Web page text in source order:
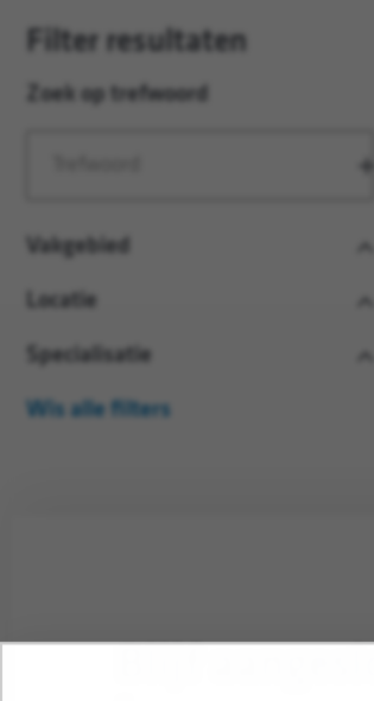
Filter resultaten
Zoek op trefwoord
Vakgebied
Locatie
Specialisatie
Wis alle filters